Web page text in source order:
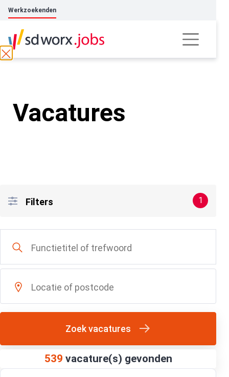
Werkzoekenden
Vacatures
Filters 1
Zoek vacatures
539 vacature(s) gevonden